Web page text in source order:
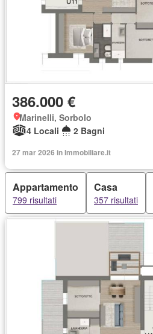
386.000 €
Marinelli, Sorbolo
4 Locali
2 Bagni
27 mar 2026 in Immobiliare.it
Appartamento
799 risultati
Casa
357 risultati